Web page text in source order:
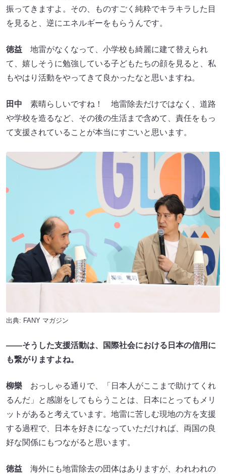
振ってきますよ。その、ものすごく純粋でキラキラした目
を見ると、逆にエネルギーをもらうんです。
徳益 地雷がなくなって、小学校も綺麗に建て替えられ
て、嬉しそうに勉強している子どもたちの顔を見ると、私
もやはり活動をやってきて良かったなと思いますね。
田中 素晴らしいですね！ 地雷除去だけではなく、道路
や学校を造るなど、その後の生活まで含めて、責任をもっ
て支援されていることが本当にすごいと思います。
出典: FANY マガジン
――そうした支援活動は、国際社会における日本の信用に
も繋がりますよね。
柳樂 おっしゃる通りで、「日本人がここまで助けてくれ
るんだ」と感謝をしてもらうことは、日本にとってもメリ
ットがあると考えています。地雷に苦しむ現地の方を支援
する過程で、日本を好きになっていただければ、両国の良
好な関係にもつながると思います。
徳益 海外にも地雷除去の団体はありますが、われわれの